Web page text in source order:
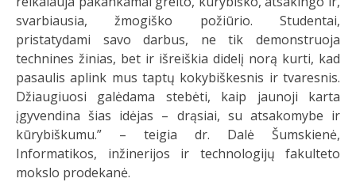
svarbiausia, žmogiško požiūrio. Studentai,
pristatydami savo darbus, ne tik demonstruoja
technines žinias, bet ir išreiškia didelį norą kurti, kad
pasaulis aplink mus taptų kokybiškesnis ir tvaresnis.
Džiaugiuosi galėdama stebėti, kaip jaunoji karta
įgyvendina šias idėjas – drąsiai, su atsakomybe ir
kūrybiškumu.” – teigia dr. Dalė Šumskienė,
Informatikos, inžinerijos ir technologijų fakulteto
mokslo prodekanė.